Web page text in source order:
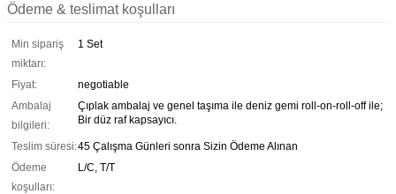
Ödeme & teslimat koşulları
Min sipariş
miktarı:
1 Set
Fiyat:
negotiable
Ambalaj
bilgileri:
Çıplak ambalaj ve genel taşıma ile deniz gemi roll-on-roll-off ile;
Bir düz raf kapsayıcı.
Teslim süresi:45 Çalışma Günleri sonra Sizin Ödeme Alınan
Ödeme
koşulları:
L/C, T/T